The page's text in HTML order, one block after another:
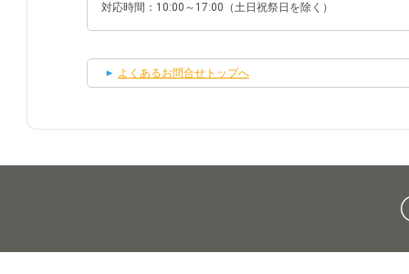
対応時間：10:00～17:00（土日祝祭日を除く）
よくあるお問合せトップへ